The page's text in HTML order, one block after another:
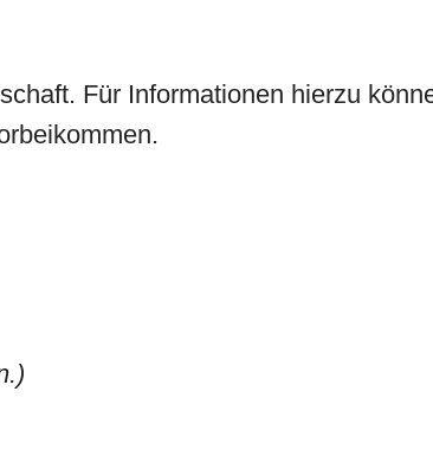
Für Informationen hierzu